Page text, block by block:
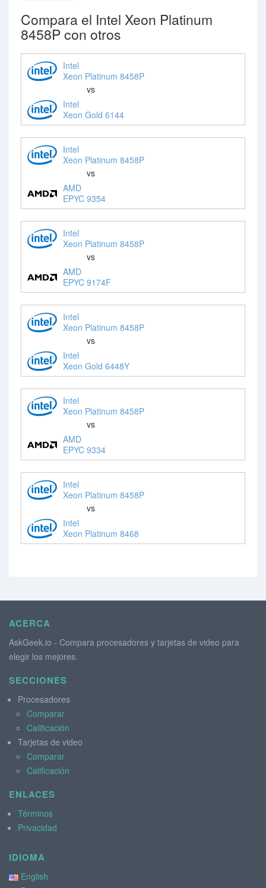
Compara el Intel Xeon Platinum
8458P con otros
Intel
Xeon Platinum 8458P
vs
Intel
Xeon Gold 6144
Intel
Xeon Platinum 8458P
vs
AMD
EPYC 9354
Intel
Xeon Platinum 8458P
vs
AMD
EPYC 9174F
Intel
Xeon Platinum 8458P
vs
Intel
Xeon Gold 6448Y
Intel
Xeon Platinum 8458P
vs
AMD
EPYC 9334
Intel
Xeon Platinum 8458P
vs
Intel
Xeon Platinum 8468
ACERCA
AskGeek.io - Compara procesadores y tarjetas de video para
elegir los mejores.
SECCIONES
Procesadores
Comparar
Calificación
Tarjetas de video
Comparar
Calificación
ENLACES
Términos
Privacidad
IDIOMA
English